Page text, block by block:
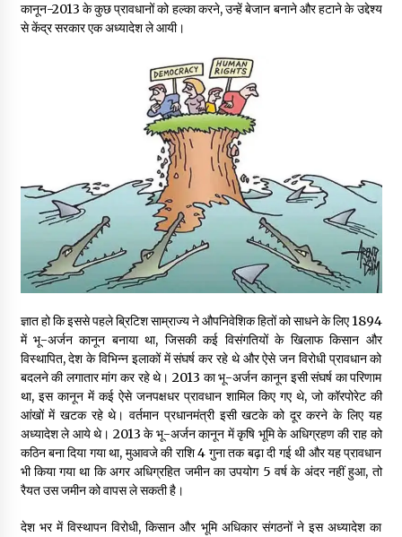
पीवी राजगोपाल को जापान का निवानो शांति पुरस्कार
कैसे बचायें बच्चों का मन?
3 years ago
राष्ट्रीय आन्दोलन में भाषाओं की भूमिका पर एक जरूरी दस्तावेज
3 years ago
यह समझना ज़्यादा ज़रूरी कि किसको सत्ता में नहीं आना चाहिए
3 years ago
कुमार प्रशांत को मातृशोक
3 years ago
कानून-2013 के कुछ प्रावधानों को हल्का करने, उन्हें बेजान बनाने और हटाने के उद्देश्य
से केंद्र सरकार एक अध्यादेश ले आयी।
ज्ञात हो कि इससे पहले ब्रिटिश साम्राज्य ने औपनिवेशिक हितों को साधने के लिए 1894
में भू-अर्जन कानून बनाया था, जिसकी कई विसंगतियों के खिलाफ किसान और
विस्थापित, देश के विभिन्न इलाकों में संघर्ष कर रहे थे और ऐसे जन विरोधी प्रावधान को
बदलने की लगातार मांग कर रहे थे। 2013 का भू-अर्जन कानून इसी संघर्ष का परिणाम
था, इस कानून में कई ऐसे जनपक्षधर प्रावधान शामिल किए गए थे, जो कॉरपोरेट की
आंखों में खटक रहे थे। वर्तमान प्रधानमंत्री इसी खटके को दूर करने के लिए यह
अध्यादेश ले आये थे। 2013 के भू-अर्जन कानून में कृषि भूमि के अधिग्रहण की राह को
कठिन बना दिया गया था, मुआवजे की राशि 4 गुना तक बढ़ा दी गई थी और यह प्रावधान
भी किया गया था कि अगर अधिग्रहित जमीन का उपयोग 5 वर्ष के अंदर नहीं हुआ, तो
रैयत उस जमीन को वापस ले सकती है।
देश भर में विस्थापन विरोधी, किसान और भूमि अधिकार संगठनों ने इस अध्यादेश का